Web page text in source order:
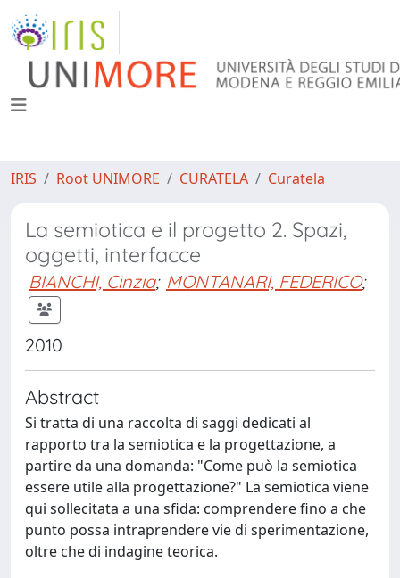
IRIS Root UNIMORE CURATELA Curatela
La semiotica e il progetto 2. Spazi,
oggetti, interfacce
BIANCHI, Cinzia; MONTANARI, FEDERICO;
2010
Abstract
Si tratta di una raccolta di saggi dedicati al
rapporto tra la semiotica e la progettazione, a
partire da una domanda: "Come può la semiotica
essere utile alla progettazione?" La semiotica viene
qui sollecitata a una sfida: comprendere fino a che
punto possa intraprendere vie di sperimentazione,
oltre che di indagine teorica.